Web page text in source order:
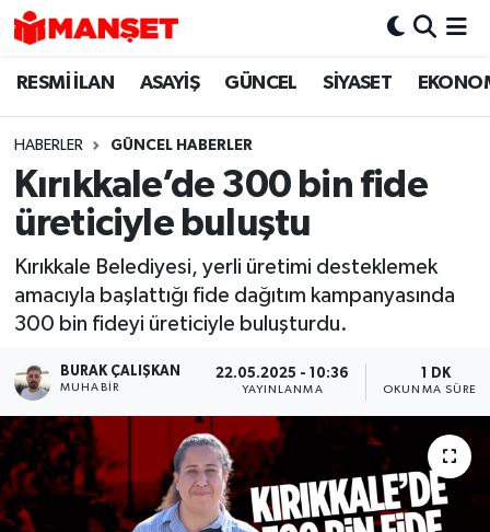
RESMİ İLAN ASAYİŞ GÜNCEL SİYASET
HABERLER GÜNCEL HABERLER
Kırıkkale’de 300 bin fide
üreticiyle buluştu
Kırıkkale Belediyesi, yerli üretimi desteklemek
amacıyla başlattığı fide dağıtım kampanyasında
300 bin fideyi üreticiyle buluşturdu.
BURAK ÇALIŞKAN
MUHABIR
22.05.2025 - 10:36
YAYINLANMA
1 DK
OKUNMA SÜRESI
Hava Durumu
Trafik Durumu
Süper Lig Puan Durumu ve Fikstür
Son Dakika Haberleri
Haber Arşivi